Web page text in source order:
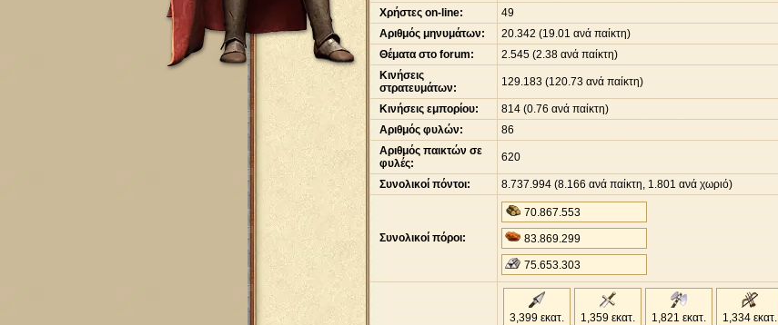
Χρήστες on-line:
49
Αριθμός μηνυμάτων:
20.342 (19.01 ανά παίκτη)
Θέματα στο forum:
2.545 (2.38 ανά παίκτη)
Κινήσεις
στρατευμάτων:
129.183 (120.73 ανά παίκτη)
Κινήσεις εμπορίου:
814 (0.76 ανά παίκτη)
Αριθμός φυλών:
86
Αριθμός παικτών σε
φυλές:
620
Συνολικοί πόντοι: 8.737.994 (8.166 ανά παίκτη, 1.801 ανά χωριό)
Συνολικοί πόροι:
70.867.553
83.869.299
75.653.303
3,399 εκατ. 1,359 εκατ. 1,821 εκατ. 1,334 εκατ.